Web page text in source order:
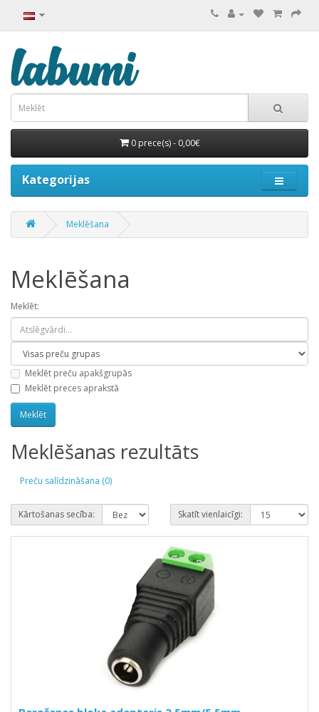
0 prece(s) - 0,00€
Kategorijas
Meklēšana
Meklēšana
Meklēt:
Meklēt preču apakšgrupās
Meklēt preces aprakstā
Meklēšanas rezultāts
Preču salīdzināšana (0)
Kārtošanas secība: Skatīt vienlaicīgi: